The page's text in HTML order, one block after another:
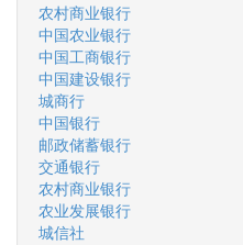
农村商业银行
中国农业银行
中国工商银行
中国建设银行
城商行
中国银行
邮政储蓄银行
交通银行
农村商业银行
农业发展银行
城信社